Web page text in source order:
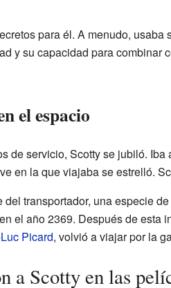
para él. A menudo,
y su capacidad para combinar
el espacio
de servicio, Scotty se jubiló.
en la que viajaba se estrelló.
transportador, una especie
el año 2369. Después de esta
Picard, volvió a viajar por la
a Scotty en las